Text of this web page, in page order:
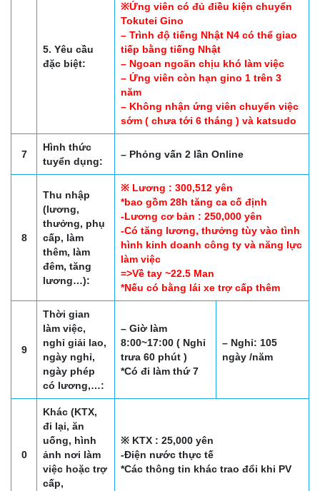
5. Yêu cầu
đặc biệt:
※Ứng viên có đủ điều kiện chuyển
Tokutei Gino
– Trình độ tiếng Nhật N4 có thể giao
tiếp bằng tiếng Nhật
– Ngoan ngoãn chịu khó làm việc
– Ứng viên còn hạn gino 1 trên 3
năm
– Không nhận ứng viên chuyển việc
sớm ( chưa tới 6 tháng ) và katsudo
7
Hình thức
tuyển dụng:
– Phỏng vấn 2 lần Online
8
Thu nhập
(lương,
thưởng, phụ
cấp, làm
thêm, làm
đêm, tăng
lương…):
※ Lương : 300,512 yên
*bao gồm 28h tăng ca cố định
-Lương cơ bản : 250,000 yên
-Có tăng lương, thưởng tùy vào tình
hình kinh doanh công ty và năng lực
làm việc
=>Về tay ~22.5 Man
*Nếu có bằng lái xe trợ cấp thêm
9
Thời gian
làm việc,
nghỉ giải lao,
ngày nghỉ,
ngày phép
có lương,…:
– Giờ làm
8:00~17:00 ( Nghỉ
trưa 60 phút )
*Có đi làm thứ 7
– Nghỉ: 105
ngày /năm
0
Khác (KTX,
đi lại, ăn
uống, hình
ảnh nơi làm
việc hoặc trợ
cấp,
※ KTX : 25,000 yên
-Điện nước thực tế
*Các thông tin khác trao đổi khi PV